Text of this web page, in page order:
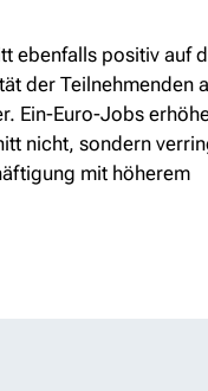
ebenfalls positiv auf
der Teilnehmenden
Ein-Euro-Jobs
nicht, sondern
mit höherem